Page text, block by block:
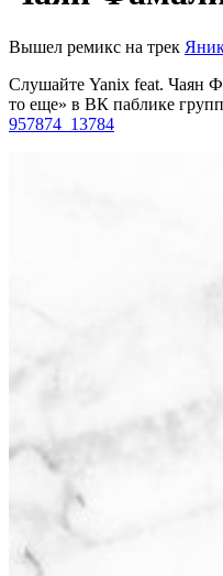
Вышел ремикс на трек
Слушайте Yanix feat. Чаян
то еще» в ВК паблике
957874_13784